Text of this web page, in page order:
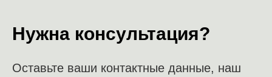
Нужна консультация?
Оставьте ваши контактные данные, наш